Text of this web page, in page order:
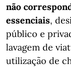
não
essenciais,
público e
lavagem de
utilização de